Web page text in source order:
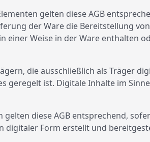
gelten diese AGB
der Ware die Bereitstellung
einer Weise in der Ware enthalten
die ausschließlich als Träger
ist. Digitale Inhalte im
diese AGB entsprechend,
digitaler Form erstellt und